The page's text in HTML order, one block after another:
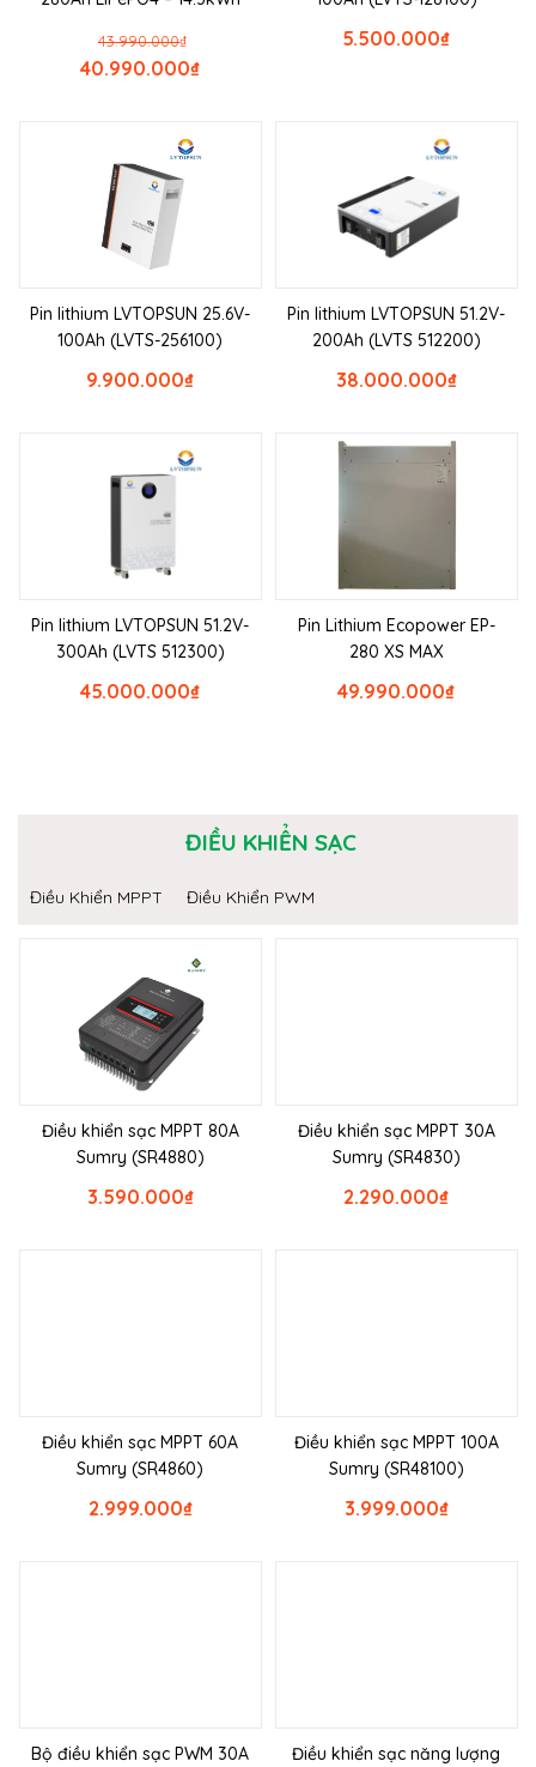
₫
43.990.000
₫
40.990.000
₫
5.500.000
Pin lithium LVTOPSUN 25.6V-
100Ah (LVTS-256100)
₫
9.900.000
Pin lithium LVTOPSUN 51.2V-
200Ah (LVTS 512200)
₫
38.000.000
Pin lithium LVTOPSUN 51.2V-
300Ah (LVTS 512300)
₫
45.000.000
Pin Lithium Ecopower EP-
280 XS MAX
₫
49.990.000
ĐIỀU KHIỂN SẠC
Điều Khiển MPPT Điều Khiển PWM
Điều khiển sạc MPPT 80A
Sumry (SR4880)
₫
3.590.000
Điều khiển sạc MPPT 30A
Sumry (SR4830)
₫
2.290.000
Điều khiển sạc MPPT 60A
Sumry (SR4860)
₫
2.999.000
Điều khiển sạc MPPT 100A
Sumry (SR48100)
₫
3.999.000
Bộ điều khiển sạc PWM 30A
Điều khiển sạc năng lượng